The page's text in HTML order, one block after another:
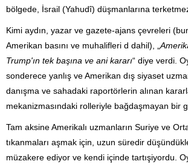
bölgede, İsrail (Yahudî) düşmanlarına
Kimi aydın, yazar ve gazete-ajans çevreleri
Amerikan basını ve muhalifleri d dahil), „
Trump'ın tek başına ve ani kararı“ diye verdi.
sonderece yanlış ve Amerikan dış siyaset
danışma ve sahadaki raportörlerin alınan
mekanizmasındaki rolleriyle bağdaşmayan bir
Tam aksine Amerikalı uzmanların Suriye ve
tıkanmaları aşmak için, uzun süredir
müzakere ediyor ve kendi içinde tartışiyordu.